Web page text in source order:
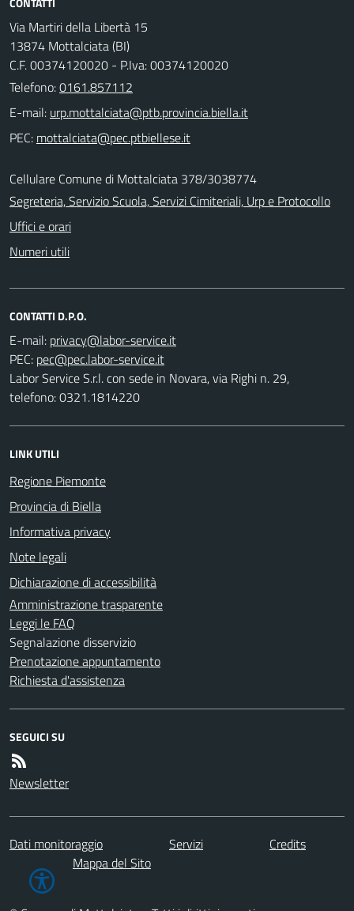
Via Martiri della Libertà 15
13874 Mottalciata (BI)
C.F. 00374120020 - P.Iva: 00374120020
Telefono:0161.857112
E-mail:
PEC:
Cellulare Comune di Mottalciata 378/3038774
Segreteria, Servizio Scuola, Servizi Cimiteriali, Urp e Protocollo
Uffici e orari
Numeri utili
CONTATTI D.P.O.
E-mail:
PEC:
Labor Service S.r.l. con sede in Novara, via Righi n. 29,
telefono: 0321.1814220
LINK UTILI
Regione Piemonte
Provincia di Biella
Informativa privacy
Note legali
Dichiarazione di accessibilità
Amministrazione trasparente
Leggi le FAQ
Segnalazione disservizio
Prenotazione appuntamento
Richiesta d'assistenza
SEGUICI SU
Newsletter
Dati monitoraggio Servizi
Credits
Mappa del Sito